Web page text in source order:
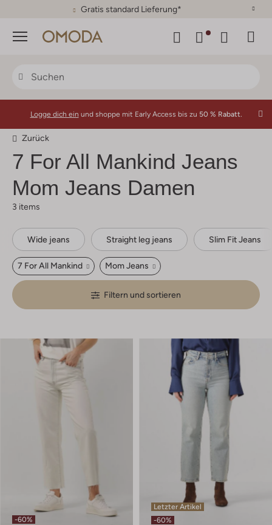
30 Tage Rückgaberecht
Menü
Logge dich ein und shoppe mit Early Access bis zu 50 % Rabatt.
Zurück
7 For All Mankind Jeans
Mom Jeans Damen
3 items
Wide jeans Straight leg jeans Slim Fit Jeans
7 For All Mankind Mom Jeans
Filtern und sortieren
-60%
Letzter Artikel
-60%